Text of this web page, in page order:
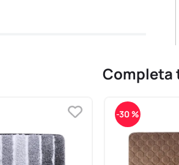
Completa
-30 %